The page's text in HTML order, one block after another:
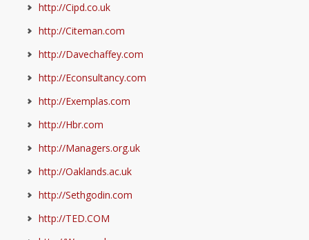
http://Cipd.co.uk
http://Citeman.com
http://Davechaffey.com
http://Econsultancy.com
http://Exemplas.com
http://Hbr.com
http://Managers.org.uk
http://Oaklands.ac.uk
http://Sethgodin.com
http://TED.COM